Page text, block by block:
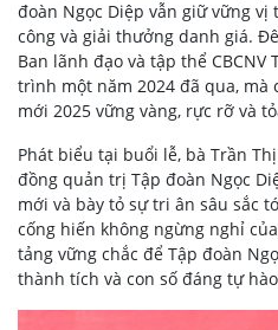
đoàn Ngọc Diệp vẫn giữ vững
công và giải thưởng danh giá.
Ban lãnh đạo và tập thể
trình một năm 2024 đã qua, mà
mới 2025 vững vàng, rực rỡ và
Phát biểu tại buổi lễ, bà Trần
đồng quản trị Tập đoàn Ngọc
mới và bày tỏ sự tri ân sâu sắc
cống hiến không ngừng nghỉ
tảng vững chắc để Tập đoàn
thành tích và con số đáng tự